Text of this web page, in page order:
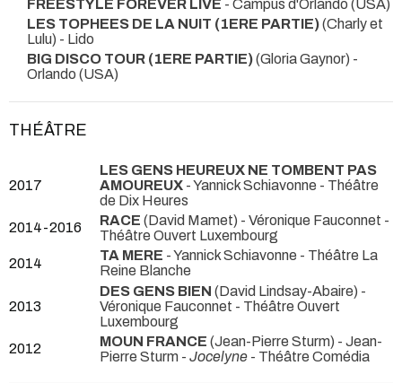
FREESTYLE FOREVER LIVE - Campus d'Orlando (USA)
LES TOPHEES DE LA NUIT (1ERE PARTIE)(Charly et
Lulu) - Lido
BIG DISCO TOUR (1ERE PARTIE)(Gloria Gaynor) -
Orlando (USA)
THÉÂTRE
2017
LES GENS HEUREUX NE TOMBENT PAS
AMOUREUX - Yannick Schiavonne - Théâtre
de Dix Heures
2014-2016
RACE (David Mamet) - Véronique Fauconnet -
Théâtre Ouvert Luxembourg
2014
TA MERE - Yannick Schiavonne - Théâtre La
Reine Blanche
2013
DES GENS BIEN (David Lindsay-Abaire) -
Véronique Fauconnet - Théâtre Ouvert
Luxembourg
2012
MOUN FRANCE (Jean-Pierre Sturm) - Jean-
Pierre Sturm - Jocelyne - Théâtre Comédia